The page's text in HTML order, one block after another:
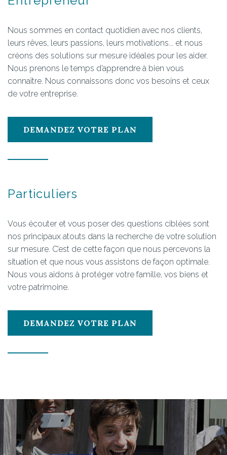
Nous sommes en contact quotidien avec nos clients,
leurs rêves, leurs passions, leurs motivations... et nous
créons des solutions sur mesure idéales pour les aider.
Nous prenons le temps d’apprendre à bien vous
connaître. Nous connaissons donc vos besoins et ceux
de votre entreprise.
DEMANDEZ VOTRE PLAN
Particuliers
Vous écouter et vous poser des questions ciblées sont
nos principaux atouts dans la recherche de votre solution
sur mesure. C’est de cette façon que nous percevons la
situation et que nous vous assistons de façon optimale.
Nous vous aidons à protéger votre famille, vos biens et
votre patrimoine.
DEMANDEZ VOTRE PLAN